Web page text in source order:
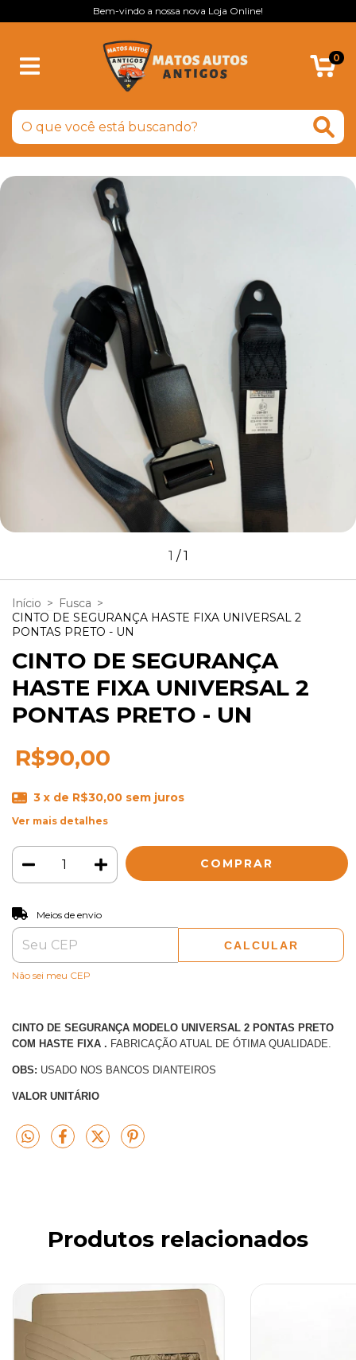
Bem-vindo a nossa nova Loja Online!
0
1 /1
Início > Fusca >
CINTO DE SEGURANÇA HASTE FIXA UNIVERSAL 2
PONTAS PRETO - UN
CINTO DE SEGURANÇA
HASTE FIXA UNIVERSAL 2
PONTAS PRETO - UN
R$90,00
3 x de R$30,00 sem juros
Ver mais detalhes
Entregas para o CEP:
Meios de envio
CALCULAR
Não sei meu CEP
CINTO DE SEGURANÇA MODELO UNIVERSAL 2 PONTAS PRETO
COM HASTE FIXA . FABRICAÇÃO ATUAL DE ÓTIMA QUALIDADE.
OBS: USADO NOS BANCOS DIANTEIROS
VALOR UNITÁRIO
Produtos relacionados